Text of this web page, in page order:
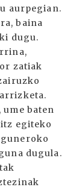
aurpegian.
baina
dugu.
zatiak
baten
egiteko
dugula.